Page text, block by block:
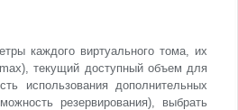
каждого виртуального тома, их
текущий доступный объем для
использования дополнительных
резервирования), выбрать